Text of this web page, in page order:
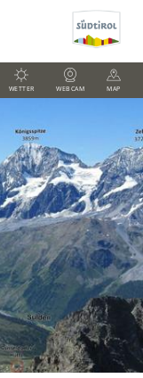
WETTER WEBCAM MAP